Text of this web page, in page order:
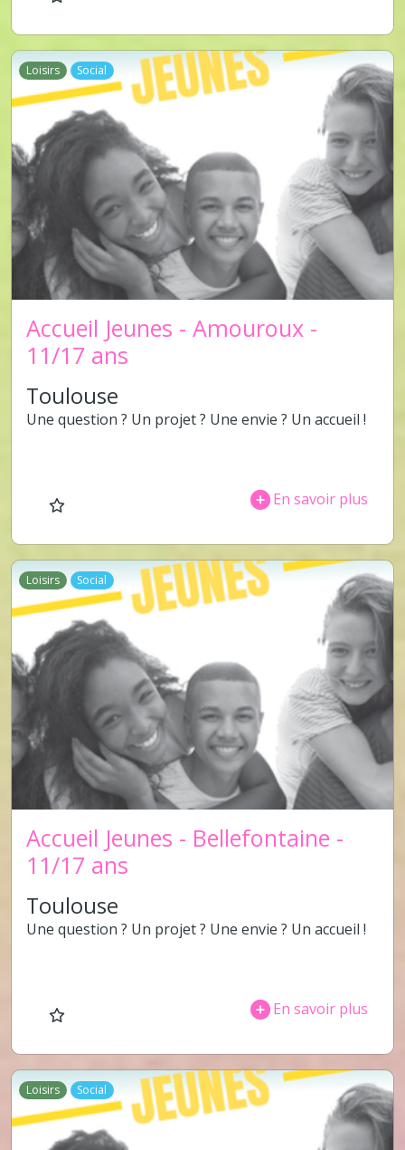
Loisirs Social
Accueil Jeunes - Amouroux -
11/17 ans
Toulouse
Une question ? Un projet ? Une envie ? Un accueil !
En savoir plus
Loisirs Social
Accueil Jeunes - Bellefontaine -
11/17 ans
Toulouse
Une question ? Un projet ? Une envie ? Un accueil !
En savoir plus
Loisirs Social